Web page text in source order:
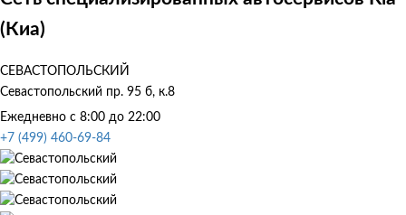
(Киа)
СЕВАСТОПОЛЬСКИЙ
Севастопольский пр. 95 б, к.8
Ежедневно с 8:00 до 22:00
+7 (499) 460-69-84